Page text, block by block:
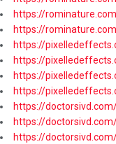
https://
https://
https://
https://
https://
https://
https://
https://
https://